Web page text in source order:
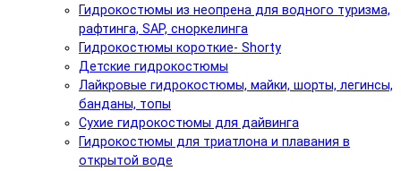
Гидрокостюмы из неопрена для водного туризма,
рафтинга, SAP, сноркелинга
Гидрокостюмы короткие- Shorty
Детские гидрокостюмы
Лайкровые гидрокостюмы, майки, шорты, легинсы,
банданы, топы
Сухие гидрокостюмы для дайвинга
Гидрокостюмы для триатлона и плавания в
открытой воде